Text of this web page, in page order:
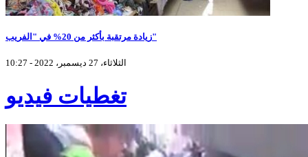
زيادة مرتقبة بأكثر من 20% في "الفريب"
الثلاثاء، 27 ديسمبر، 2022 - 10:27
تغطيات فيديو